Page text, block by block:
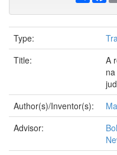
Type:
Title:
A
Author(s)/Inventor(s):
Advisor: